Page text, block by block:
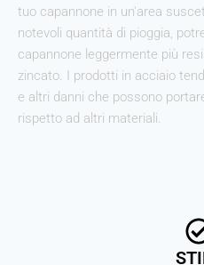
tuo capannone in un'area
notevoli quantità di pioggia,
capannone leggermente più
zincato. I prodotti in acciaio
e altri danni che possono
rispetto ad altri materiali.